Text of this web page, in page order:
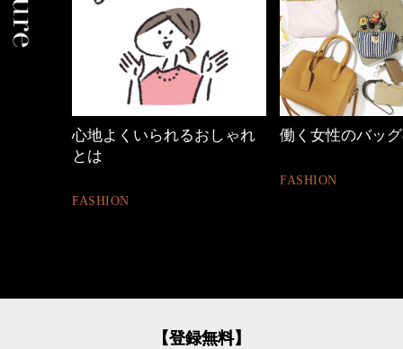
心地よくいられるおしゃれ
とは
FASHION
働く女性のバッグ
FASHION
【登録無料】